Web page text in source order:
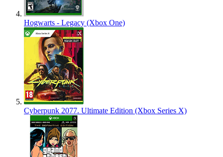
Hogwarts - Legacy (Xbox One)
Cyberpunk 2077. Ultimate Edition (Xbox Series X)